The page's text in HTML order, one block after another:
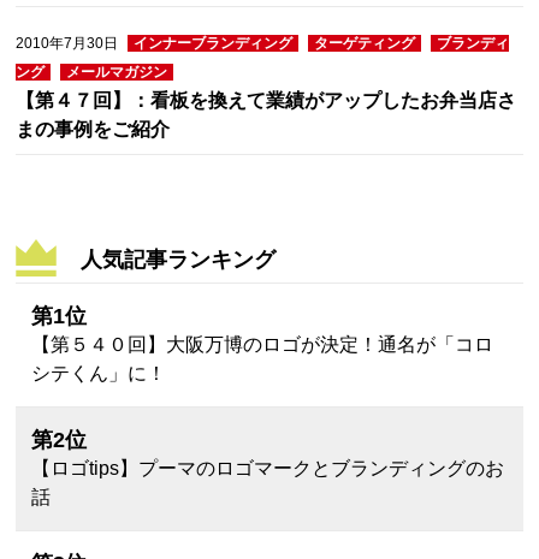
2010年7月30日 インナーブランディング ターゲティング
ブランディ
ング
メールマガジン
【第４７回】：看板を換えて業績がアップしたお弁当店さ
まの事例をご紹介
人気記事ランキング
第1位
【第５４０回】大阪万博のロゴが決定！通名が「コロ
シテくん」に！
第2位
【ロゴtips】プーマのロゴマークとブランディングのお
話